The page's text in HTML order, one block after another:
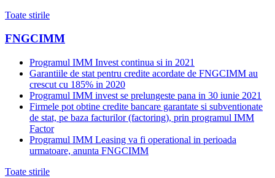
Toate stirile
FNGCIMM
Programul IMM Invest continua si in 2021
Garantiile de stat pentru credite acordate de FNGCIMM au
crescut cu 185% in 2020
Programul IMM invest se prelungeste pana in 30 iunie 2021
Firmele pot obtine credite bancare garantate si subventionate
de stat, pe baza facturilor (factoring), prin programul IMM
Factor
Programul IMM Leasing va fi operational in perioada
urmatoare, anunta FNGCIMM
Toate stirile